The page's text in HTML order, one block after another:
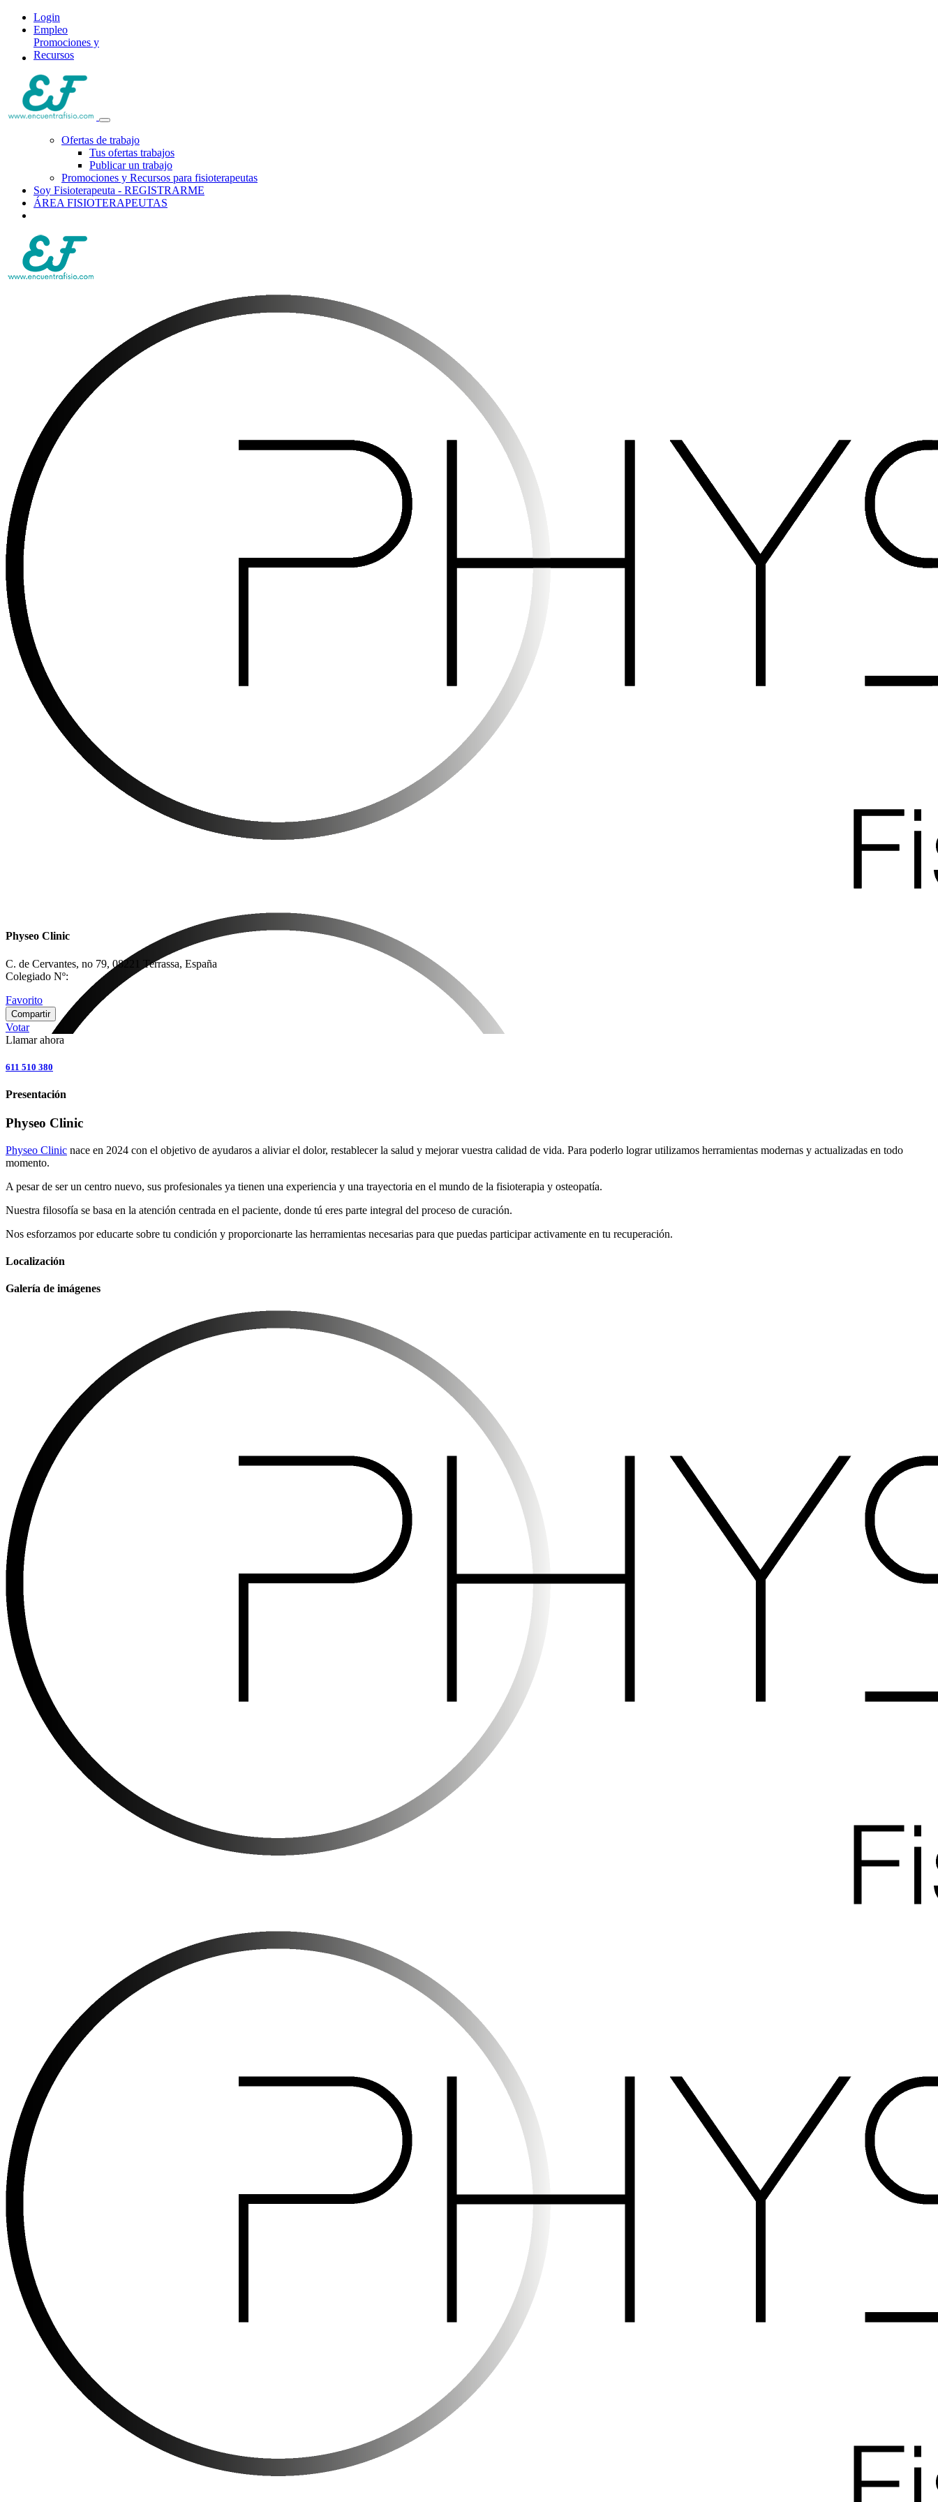
Login
Empleo
Promociones y
Recursos
Ofertas de trabajo
Tus ofertas trabajos
Publicar un trabajo
Promociones y Recursos para fisioterapeutas
Soy Fisioterapeuta - REGISTRARME
ÁREA FISIOTERAPEUTAS
Physeo Clinic
C. de Cervantes, no 79, 08221 Terrassa, España
Colegiado Nº:
Favorito
Compartir
Votar
Llamar ahora
611 510 380
Presentación
Physeo Clinic
Physeo Clinic nace en 2024 con el objetivo de ayudaros a aliviar el dolor, restablecer la salud y mejorar vuestra calidad de vida. Para poderlo lograr utilizamos herramientas modernas y actualizadas en todo
momento.
A pesar de ser un centro nuevo, sus profesionales ya tienen una experiencia y una trayectoria en el mundo de la fisioterapia y osteopatía.
Nuestra filosofía se basa en la atención centrada en el paciente, donde tú eres parte integral del proceso de curación.
Nos esforzamos por educarte sobre tu condición y proporcionarte las herramientas necesarias para que puedas participar activamente en tu recuperación.
Localización
Galería de imágenes